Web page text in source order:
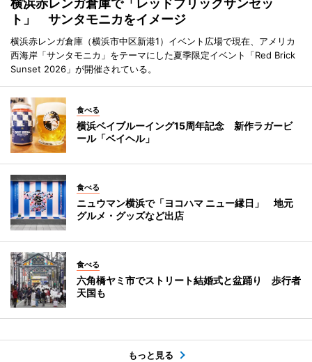
横浜赤レンガ倉庫で「レッドブリックサンセッ
ト」 サンタモニカをイメージ
横浜赤レンガ倉庫（横浜市中区新港1）イベント広場で現在、アメリカ
西海岸「サンタモニカ」をテーマにした夏季限定イベント「Red Brick
Sunset 2026」が開催されている。
食べる
横浜ベイブルーイング15周年記念 新作ラガービ
ール「ベイヘル」
食べる
ニュウマン横浜で「ヨコハマ ニュー縁日」 地元
グルメ・グッズなど出店
食べる
六角橋ヤミ市でストリート結婚式と盆踊り 歩行者
天国も
もっと見る